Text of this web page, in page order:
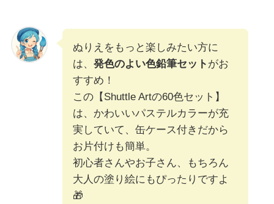
ぬりえをもっと楽しみたい方に
は、 発色のよい色鉛筆セット がお
すすめ！
この【Shuttle Artの60色セット】
は、かわいいパステルカラーが充
実していて、缶ケース付きだから
お片付けも簡単。
初心者さんやお子さん、もちろん
大人の塗り絵にもぴったりですよ
🎁